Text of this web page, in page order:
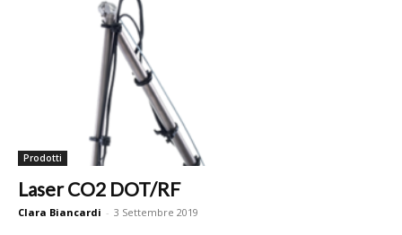
Prodotti
Laser CO2 DOT/RF
Clara Biancardi - 3 Settembre 2019